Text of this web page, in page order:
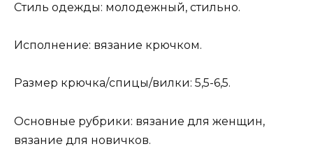
Стиль одежды: молодежный, стильно.
Исполнение: вязание крючком.
Размер крючка/спицы/вилки: 5,5-6,5.
Основные рубрики: вязание для женщин,
вязание для новичков.